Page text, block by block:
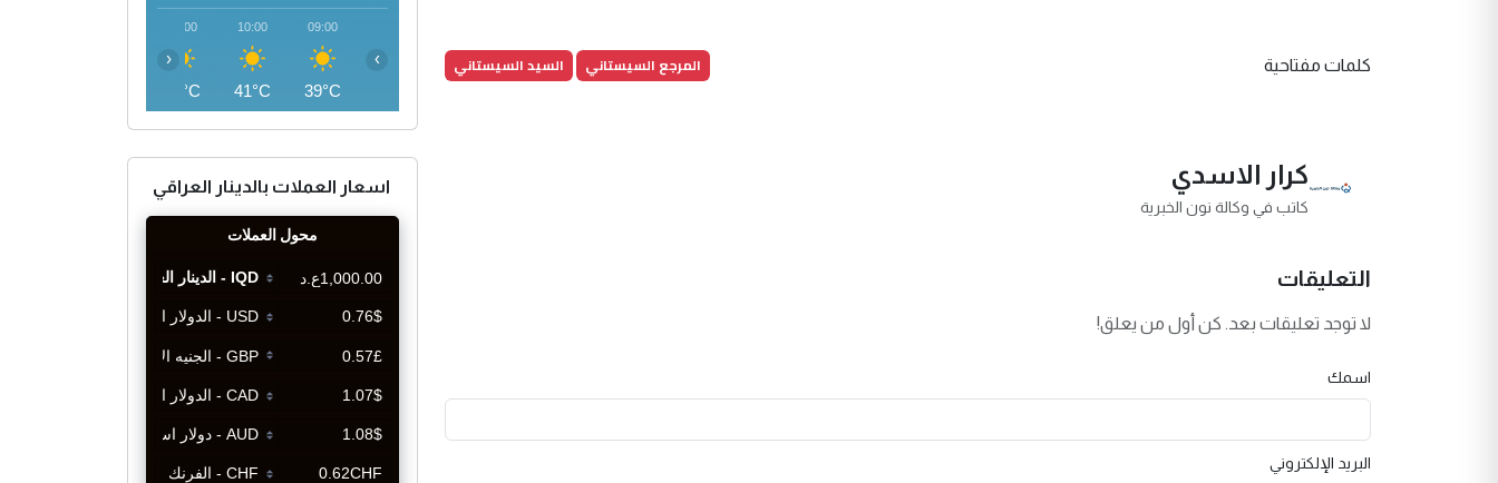
كلمات مفتاحية المرجع السيستاني السيد السيستاني
كرار الاسدي
كاتب في وكالة نون الخبرية
التعليقات
لا توجد تعليقات بعد. كن أول من يعلق!
اسمك
البريد الإلكتروني
09:00
39°C
10:00
41°C
11:00
43°C
‹ ›
اسعار العملات بالدينار العراقي